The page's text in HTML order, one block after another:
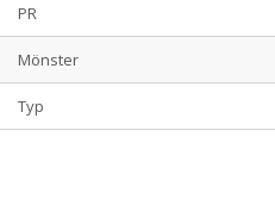
PR
Mönster
Typ